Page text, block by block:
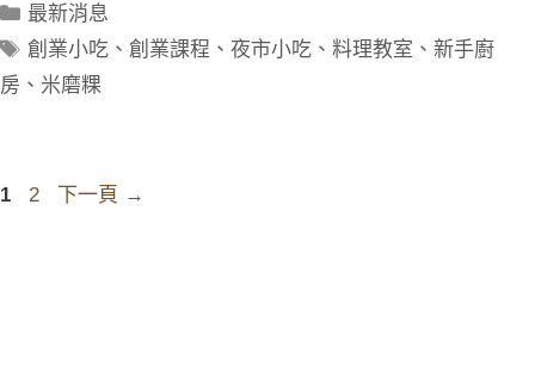
最新消息
創業小吃 、 創業課程 、夜市小吃 、料理教室 、新手廚
房 、 米磨粿
1 2 下一頁 →